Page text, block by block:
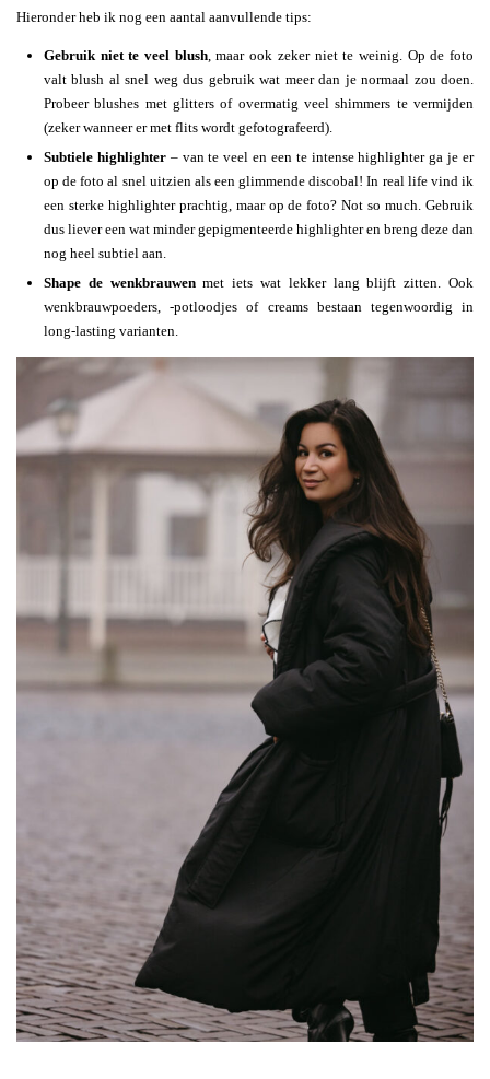
Hieronder heb ik nog een aantal aanvullende tips:
Gebruik niet te veel blush, maar ook zeker niet te weinig. Op de foto
valt blush al snel weg dus gebruik wat meer dan je normaal zou doen.
Probeer blushes met glitters of overmatig veel shimmers te vermijden
(zeker wanneer er met flits wordt gefotografeerd).
Subtiele highlighter– van te veel en een te intense highlighter ga je er
op de foto al snel uitzien als een glimmende discobal! In real life vind ik
een sterke highlighter prachtig, maar op de foto? Not so much. Gebruik
dus liever een wat minder gepigmenteerde highlighter en breng deze dan
nog heel subtiel aan.
Shape de wenkbrauwenmet iets wat lekker lang blijft zitten. Ook
wenkbrauwpoeders, -potloodjes of creams bestaan tegenwoordig in
long-lasting varianten.